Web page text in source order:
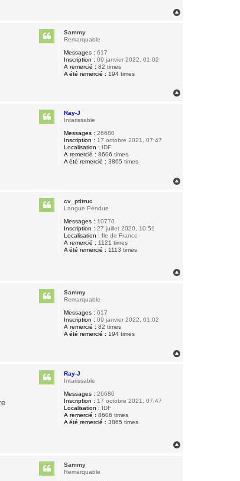
Sammy
Remarquable
Messages : 617
Inscription : 09 janvier 2022, 01:02
A remercié : 82 times
A été remercié : 194 times
Ray-J
Intarissable
Messages : 26680
Inscription : 17 octobre 2021, 07:47
Localisation : IDF
A remercié : 8606 times
A été remercié : 3865 times
cv_ptitruc
Langue Pendue
Messages : 10770
Inscription : 27 juillet 2020, 10:51
Localisation : Ile de France
A remercié : 1121 times
A été remercié : 1113 times
Sammy
Remarquable
Messages : 617
Inscription : 09 janvier 2022, 01:02
A remercié : 82 times
A été remercié : 194 times
Ray-J
Intarissable
Messages : 26680
Inscription : 17 octobre 2021, 07:47
Localisation : IDF
A remercié : 8606 times
A été remercié : 3865 times
Sammy
Remarquable